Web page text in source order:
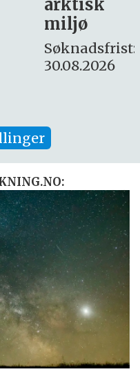
Søknadsfrist:
16. august.